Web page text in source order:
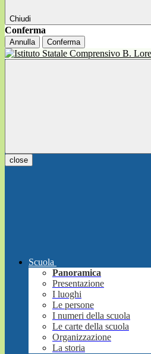
Chiudi
Conferma
Annulla Conferma
close
Scuola
Panoramica
Presentazione
I luoghi
Le persone
I numeri della scuola
Le carte della scuola
Organizzazione
La storia